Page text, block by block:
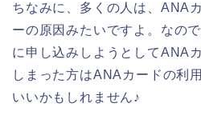
ちなみに、多くの人は、ANA
ーの原因みたいですよ。なの
に申し込みしようとしてANA
しまった方はANAカードの利
いいかもしれません♪